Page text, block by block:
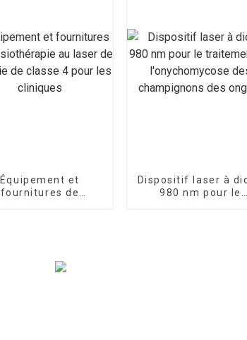
Équipement et
fournitures de
Dispositif laser à
980 nm pour le